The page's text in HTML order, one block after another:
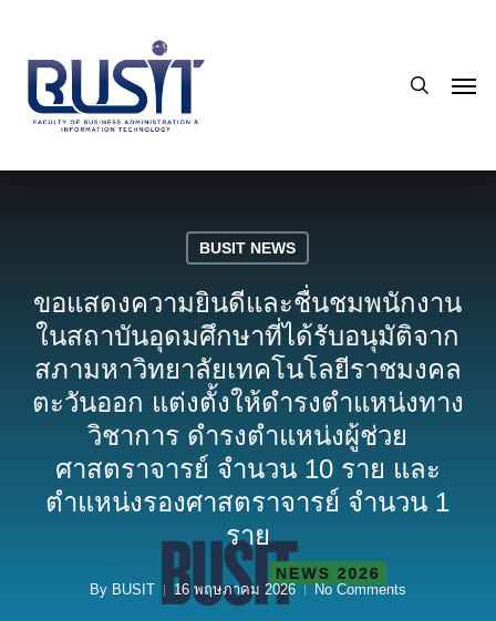
main
content
BUSIT NEWS
ขอแสดงความยินดีและชื่นชมพนักงาน
ในสถาบันอุดมศึกษาที่ได้รับอนุมัติจาก
สภามหาวิทยาลัยเทคโนโลยีราชมงคล
ตะวันออก แต่งตั้งให้ดำรงตำแหน่งทาง
วิชาการ ดำรงตำแหน่งผู้ช่วย
ศาสตราจารย์ จำนวน 10 ราย และ
ตำแหน่งรองศาสตราจารย์ จำนวน 1
ราย
By BUSIT 16 พฤษภาคม 2026 No Comments